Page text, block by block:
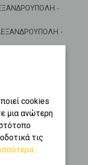
-
-
- Αύρα
- Αύρα
- Αύρα
-
- Αύρα
cookies
μια ανώτερη
τις